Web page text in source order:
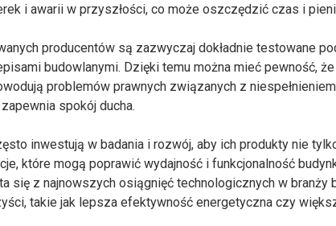
i awarii w przyszłości, co może oszczędzić czas i
producentów są zazwyczaj dokładnie testowane
budowlanymi. Dzięki temu można mieć pewność,
problemów prawnych związanych z
spokój ducha.
inwestują w badania i rozwój, aby ich produkty nie
które mogą poprawić wydajność i funkcjonalność
się z najnowszych osiągnięć technologicznych w branży
takie jak lepsza efektywność energetyczna czy